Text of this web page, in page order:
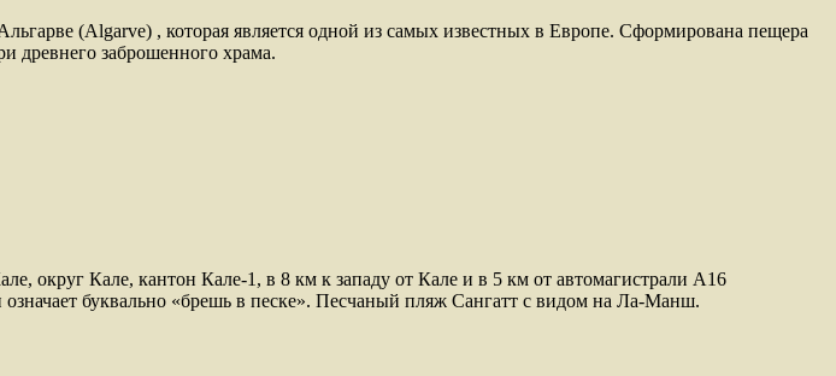
(Algarve) , которая является одной из самых известных в Европе. Сформирована пещера
древнего заброшенного храма.
округ Кале, кантон Кале-1, в 8 км к западу от Кале и в 5 км от автомагистрали А16
буквально «брешь в песке». Песчаный пляж Сангатт с видом на Ла-Манш.